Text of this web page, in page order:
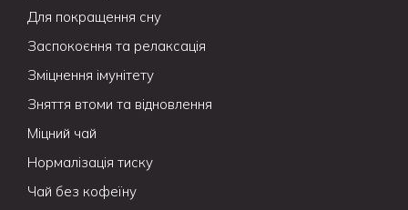
Для покращення сну
Заспокоєння та релаксація
Зміцнення імунітету
Зняття втоми та відновлення
Міцний чай
Нормалізація тиску
Чай без кофеїну